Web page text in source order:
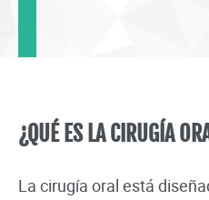
¿QUÉ ES LA CIRUGÍA
La cirugía oral está